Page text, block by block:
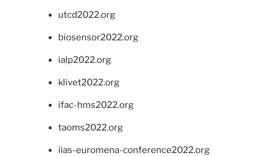
utcd2022.org
biosensor2022.org
ialp2022.org
klivet2022.org
ifac-hms2022.org
taoms2022.org
iias-euromena-conference2022.org